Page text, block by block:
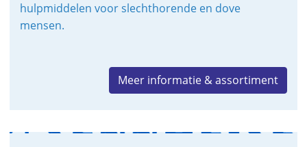
hulpmiddelen voor slechthorende en dove
mensen.
Meer informatie & assortiment